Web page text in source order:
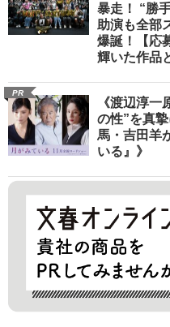
暴走！ “勝
助演も全部
爆誕！【応
輝いた作品
PR
《渡辺淳
の性”を真
馬・吉田羊
いる』》